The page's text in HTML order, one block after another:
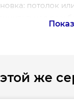
потолок
же